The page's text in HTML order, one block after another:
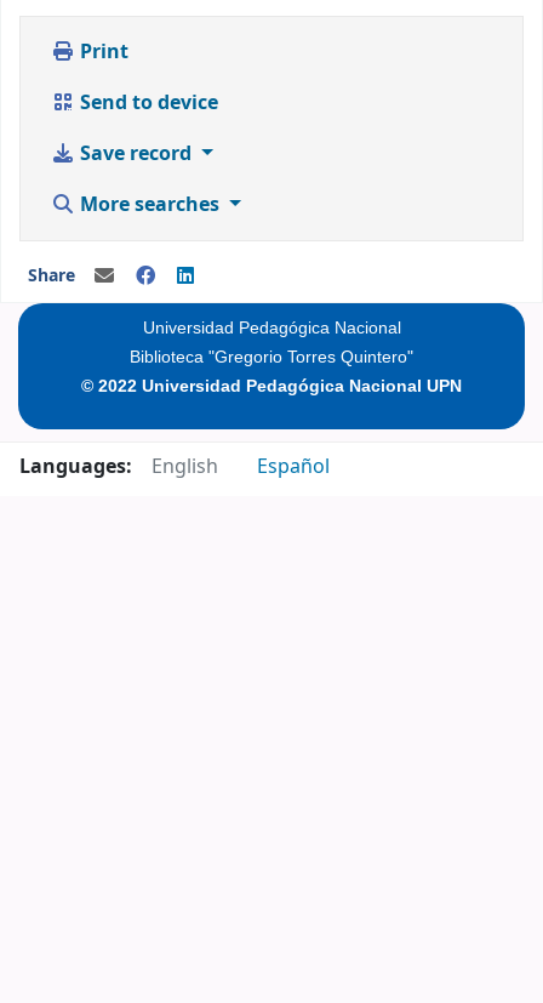
Print
Send to device
Save record
More searches
Share
Universidad Pedagógica Nacional
Biblioteca "Gregorio Torres Quintero"
© 2022 Universidad Pedagógica Nacional UPN
Languages: English Español